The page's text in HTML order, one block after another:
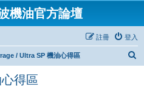
機油官方論壇
登入
註冊
/ Ultra SP 機油心得區
得區